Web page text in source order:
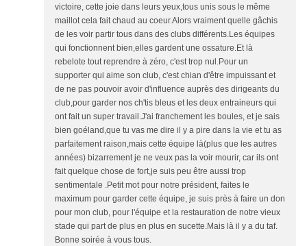
victoire, cette joie dans leurs yeux,tous unis sous le même
maillot cela fait chaud au coeur.Alors vraiment quelle gâchis
de les voir partir tous dans des clubs différents.Les équipes
qui fonctionnent bien,elles gardent une ossature.Et là
rebelote tout reprendre à zéro, c'est trop nul.Pour un
supporter qui aime son club, c'est chian d'être impuissant et
de ne pas pouvoir avoir d'influence auprès des dirigeants du
club,pour garder nos ch'tis bleus et les deux entraineurs qui
ont fait un super travail.J'ai franchement les boules, et je sais
bien goéland,que tu vas me dire il y a pire dans la vie et tu as
parfaitement raison,mais cette équipe là(plus que les autres
années) bizarrement je ne veux pas la voir mourir, car ils ont
fait quelque chose de fort,je suis peu être aussi trop
sentimentale .Petit mot pour notre président, faites le
maximum pour garder cette équipe, je suis près à faire un don
pour mon club, pour l'équipe et la restauration de notre vieux
stade qui part de plus en plus en sucette.Mais là il y a du taf.
Bonne soirée à vous tous.